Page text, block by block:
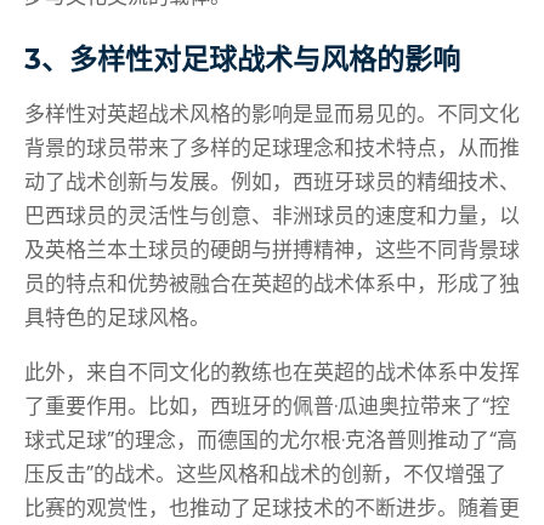
3、多样性对足球战术与风格的影响
多样性对英超战术风格的影响是显而易见的。不同文化
背景的球员带来了多样的足球理念和技术特点，从而推
动了战术创新与发展。例如，西班牙球员的精细技术、
巴西球员的灵活性与创意、非洲球员的速度和力量，以
及英格兰本土球员的硬朗与拼搏精神，这些不同背景球
员的特点和优势被融合在英超的战术体系中，形成了独
具特色的足球风格。
此外，来自不同文化的教练也在英超的战术体系中发挥
了重要作用。比如，西班牙的佩普·瓜迪奥拉带来了“控
球式足球”的理念，而德国的尤尔根·克洛普则推动了“高
压反击”的战术。这些风格和战术的创新，不仅增强了
比赛的观赏性，也推动了足球技术的不断进步。随着更